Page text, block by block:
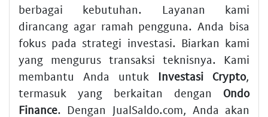
berbagai kebutuhan. Layanan kami
dirancang agar ramah pengguna. Anda bisa
fokus pada strategi investasi. Biarkan kami
yang mengurus transaksi teknisnya. Kami
membantu Anda untuk Investasi Crypto,
termasuk yang berkaitan dengan Ondo
Finance. Dengan JualSaldo.com, Anda akan